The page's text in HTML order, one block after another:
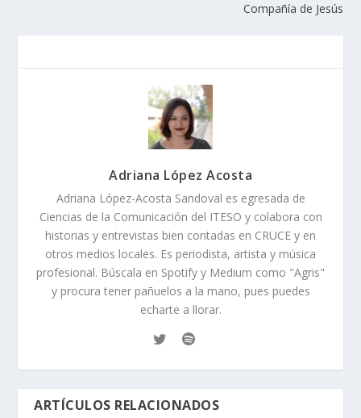
Compañía de Jesús
Adriana López Acosta
Adriana López-Acosta Sandoval es egresada de
Ciencias de la Comunicación del ITESO y colabora con
historias y entrevistas bien contadas en CRUCE y en
otros medios locales. Es periodista, artista y música
profesional. Búscala en Spotify y Medium como "Agris"
y procura tener pañuelos a la mano, pues puedes
echarte a llorar.
ARTÍCULOS RELACIONADOS